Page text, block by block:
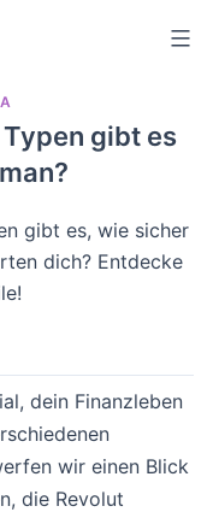
gibt es
gibt es, wie sicher
dich? Entdecke
dein Finanzleben
wir einen Blick
die Revolut